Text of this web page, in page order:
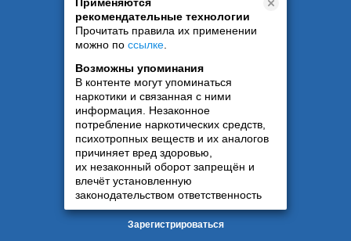
рекомендательные технологии
Прочитать правила их применении
можно по ссылке
Возможны упоминания
В контенте могут упоминаться
наркотики и связанная с ними
информация. Незаконное
потребление наркотических средств,
психотропных веществ и их аналогов
причиняет вред здоровью,
их незаконный оборот запрещён и
влечёт установленную
законодательством ответственность
Зарегистрироваться